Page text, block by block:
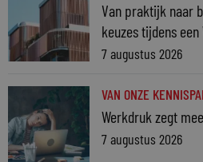
Van praktijk naar
keuzes tijdens
7 augustus 2026
VAN ONZE
Werkdruk zegt
7 augustus 2026